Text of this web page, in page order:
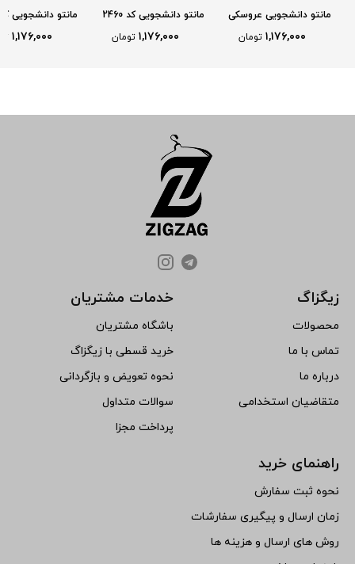
مانتو دانشجویی عروسکی
۱,۱۷۶,۰۰۰ تومان
مانتو دانشجویی کد 2460
۱,۱۷۶,۰۰۰ تومان
مانتو دانشجویی کد
۱,۱۷۶,۰۰۰
زیگزاگ
محصولات
تماس با ما
درباره ما
متقاضیان استخدامی
خدمات مشتریان
باشگاه مشتریان
خرید قسطی با زیگزاگ
نحوه تعویض و بازگردانی
سوالات متداول
پرداخت مجزا
راهنمای خرید
نحوه ثبت سفارش
زمان ارسال و پیگیری سفارشات
روش های ارسال و هزینه ها